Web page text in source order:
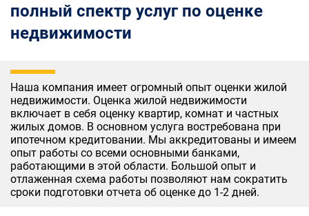
полный спектр услуг по оценке
недвижимости
Наша компания имеет огромный опыт оценки жилой
недвижимости. Оценка жилой недвижимости
включает в себя оценку квартир, комнат и частных
жилых домов. В основном услуга востребована при
ипотечном кредитовании. Мы аккредитованы и имеем
опыт работы со всеми основными банками,
работающими в этой области. Большой опыт и
отлаженная схема работы позволяют нам сократить
сроки подготовки отчета об оценке до 1-2 дней.